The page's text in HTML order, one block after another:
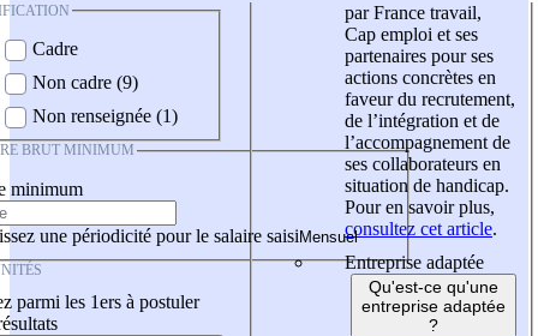
Cadre
Non cadre (9)
Non renseignée (1)
BRUT MINIMUM
minimum
une périodicité pour le salaire saisi
parmi les 1ers à postuler
par France travail,
Cap emploi et ses
partenaires pour ses
actions concrètes en
faveur du recrutement,
de l’intégration et de
l’accompagnement de
ses collaborateurs en
situation de handicap.
Pour en savoir plus,
consultez cet article.
Entreprise adaptée
Qu'est-ce qu'une
entreprise adaptée
?